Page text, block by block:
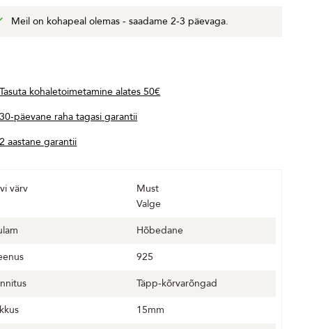
Meil on kohapeal olemas - saadame 2-3 päevaga.
Tasuta kohaletoimetamine alates 50€
30-päevane raha tagasi garantii
2 aastane garantii
värv
Must
Valge
Hõbedane
925
Täpp-kõrvarõngad
15mm